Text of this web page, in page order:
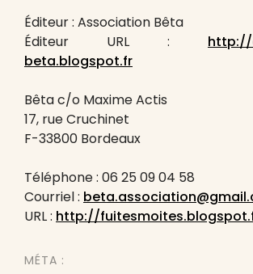
Éditeur : Association Bêta
Éditeur URL :
beta.blogspot.fr
Bêta c/o Maxime Actis
17, rue Cruchinet
F-33800 Bordeaux
Téléphone : 06 25 09 04 58
Courriel :
URL : http://
MÉTA :